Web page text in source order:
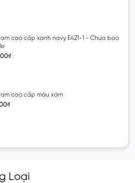
cao cấp xanh navy E421-1 - Chưa bao
cao cấp màu xám
Loại